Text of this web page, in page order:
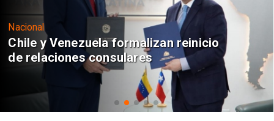
Nacional
Chile y Venezuela formalizan reinicio
de relaciones consulares